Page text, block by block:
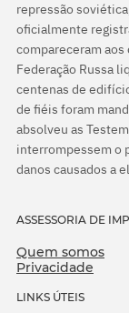
repressão
oficialmente
compareceram aos
Federação Russa
centenas de
de fiéis foram
absolveu as
interrompessem o
danos causados a
ASSESSORIA DE
Quem somos
Privacidade
LINKS ÚTEIS